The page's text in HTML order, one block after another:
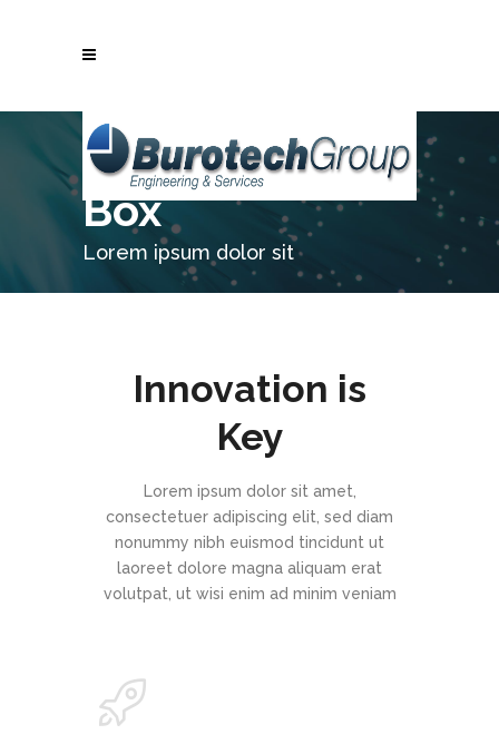
Underline Icon
Box
Lorem ipsum dolor sit
Innovation is
Key
Lorem ipsum dolor sit amet,
consectetuer adipiscing elit, sed diam
nonummy nibh euismod tincidunt ut
laoreet dolore magna aliquam erat
volutpat, ut wisi enim ad minim veniam